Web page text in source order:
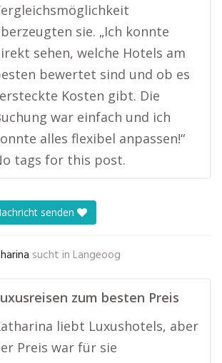
sie. „Ich konnte
sehen, welche Hotels am
bewertet sind und ob es
Kosten gibt. Die
war einfach und ich
alles flexibel anpassen!“
tags for this post.
senden
sucht in Langeoog
zum besten Preis
liebt Luxushotels, aber
Preis war für sie